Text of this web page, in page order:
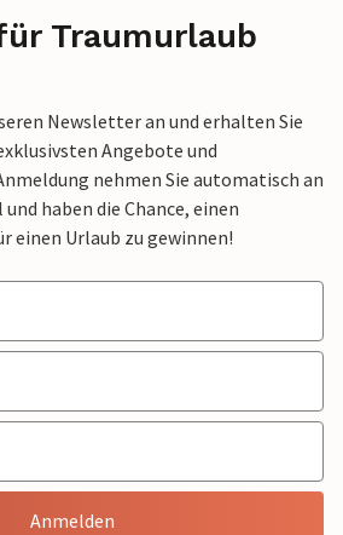
Traumurlaub
Newsletter an und erhalten Sie
Angebote und
nehmen Sie automatisch an
haben die Chance, einen
einen Urlaub zu gewinnen!
Anmelden